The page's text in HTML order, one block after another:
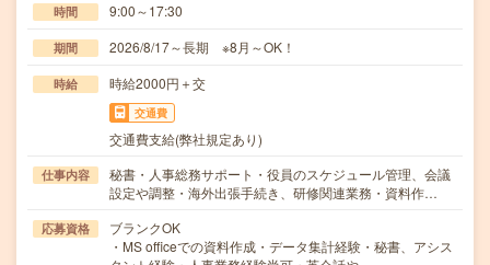
時間 9:00～17:30
期間 2026/8/17～長期 ※8月～OK！
時給 時給2000円＋交
交通費
交通費支給(弊社規定あり)
仕事内容
秘書・人事総務サポート・役員のスケジュール管理、会議
設定や調整・海外出張手続き、研修関連業務・資料作…
応募資格
ブランクOK
・MS officeでの資料作成・データ集計経験・秘書、アシス